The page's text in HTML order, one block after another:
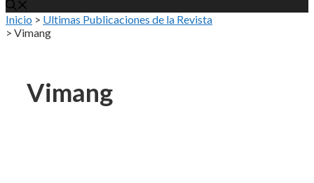
Inicio > Ultimas Publicaciones de la Revista
> Vimang
Vimang